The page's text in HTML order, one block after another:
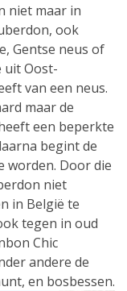
niet maar in
ook
Gentse neus of
uit Oost-
van een neus.
maar de
een beperkte
begint de
worden. Door die
niet
in België te
tegen in oud
Chic
andere de
en bosbessen.